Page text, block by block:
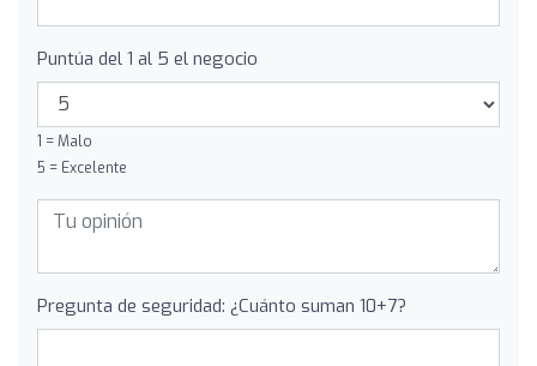
Puntúa del 1 al 5 el negocio
1 = Malo
5 = Excelente
Pregunta de seguridad: ¿Cuánto suman 10+7?